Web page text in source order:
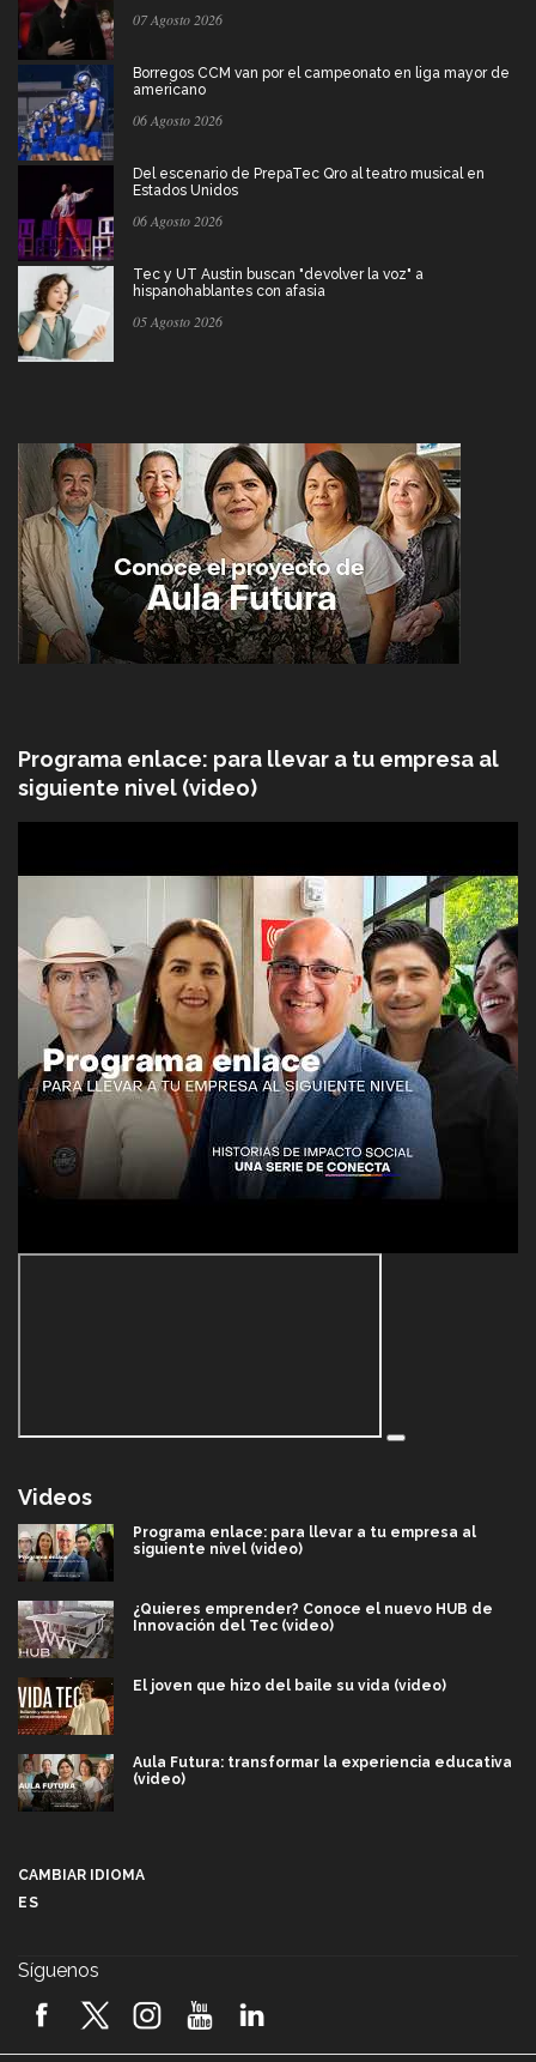
07 Agosto 2026
Borregos CCM van por el campeonato en liga mayor de
americano
06 Agosto 2026
Del escenario de PrepaTec Qro al teatro musical en
Estados Unidos
06 Agosto 2026
Tec y UT Austin buscan "devolver la voz" a
hispanohablantes con afasia
05 Agosto 2026
Programa enlace: para llevar a tu empresa al
siguiente nivel (video)
Videos
Programa enlace: para llevar a tu empresa al
siguiente nivel (video)
¿Quieres emprender? Conoce el nuevo HUB de
Innovación del Tec (video)
El joven que hizo del baile su vida (video)
Aula Futura: transformar la experiencia educativa
(video)
2026! (video)
CAMBIAR IDIOMA
ES
Síguenos